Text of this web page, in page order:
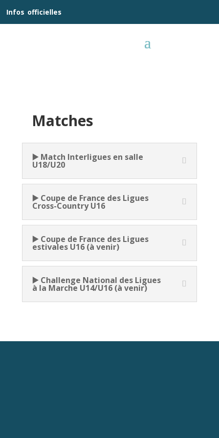
Infos officielles
Matches
▶️ Match Interligues en salle
U18/U20
▶️ Coupe de France des Ligues
Cross-Country U16
▶️ Coupe de France des Ligues
estivales U16 (à venir)
▶️ Challenge National des Ligues
à la Marche U14/U16 (à venir)